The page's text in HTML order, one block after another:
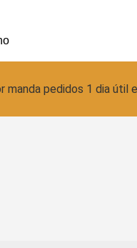
manda pedidos 1 dia útil